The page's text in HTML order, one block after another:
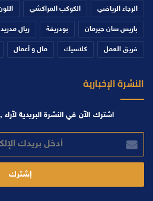
الرجاء الرياضي الكوكب المراكشي
باريس سان جيرمان بودريقة ريال مدريد
فريق العمل كلاسيك مال و أعمال
النشرة الإخبارية
اشترك الآن في النشرة البريدية لآراء
بريدك
الإلكتروني